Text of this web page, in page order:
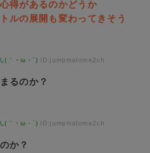
得があるのかどうか
ルの展開も変わってきそう
(｀・ω・´) ID:jumpmatome2ch
るのか？
(｀・ω・´) ID:jumpmatome2ch
か？